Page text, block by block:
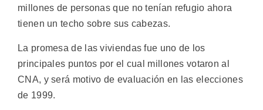
millones de personas que no tenían refugio ahora
tienen un techo sobre sus cabezas.
La promesa de las viviendas fue uno de los
principales puntos por el cual millones votaron al
CNA, y será motivo de evaluación en las elecciones
de 1999.